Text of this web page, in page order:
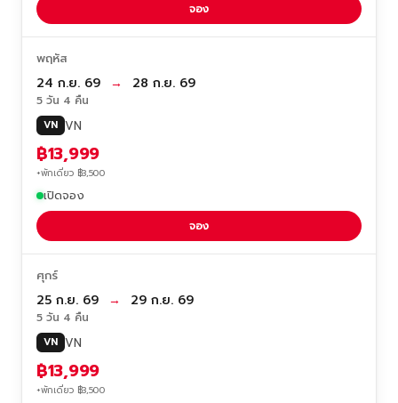
จอง
พฤหัส
24 ก.ย. 69 → 28 ก.ย. 69
5 วัน 4 คืน
VN VN
฿13,999
+พักเดี่ยว ฿3,500
เปิดจอง
จอง
ศุกร์
25 ก.ย. 69 → 29 ก.ย. 69
5 วัน 4 คืน
VN VN
฿13,999
+พักเดี่ยว ฿3,500